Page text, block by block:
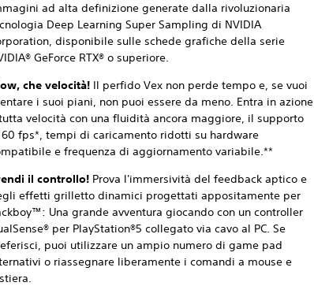
ad alta definizione generate dalla rivoluzionaria
Deep Learning Super Sampling di NVIDIA
disponibile sulle schede grafiche della serie
GeForce RTX® o superiore.
che velocità!Il perfido Vex non perde tempo e, se vuoi
i suoi piani, non puoi essere da meno. Entra in azione
velocità con una fluidità ancora maggiore, il supporto
fps*, tempi di caricamento ridotti su hardware
e frequenza di aggiornamento variabile.**
il controllo! Prova l'immersività del feedback aptico e
effetti grilletto dinamici progettati appositamente per
Una grande avventura giocando con un controller
per PlayStation®5 collegato via cavo al PC. Se
puoi utilizzare un ampio numero di game pad
o riassegnare liberamente i comandi a mouse e